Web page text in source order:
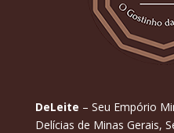
DeLeite – Seu Empório
Delícias de Minas Gerais,